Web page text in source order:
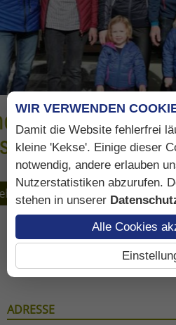
ADRESSE
WIR VERWENDEN
Damit die Website fehlerfrei
kleine 'Kekse'. Einige dieser
notwendig, andere erlauben
Nutzerstatistiken abzurufen.
stehen in unserer
Alle Cookies